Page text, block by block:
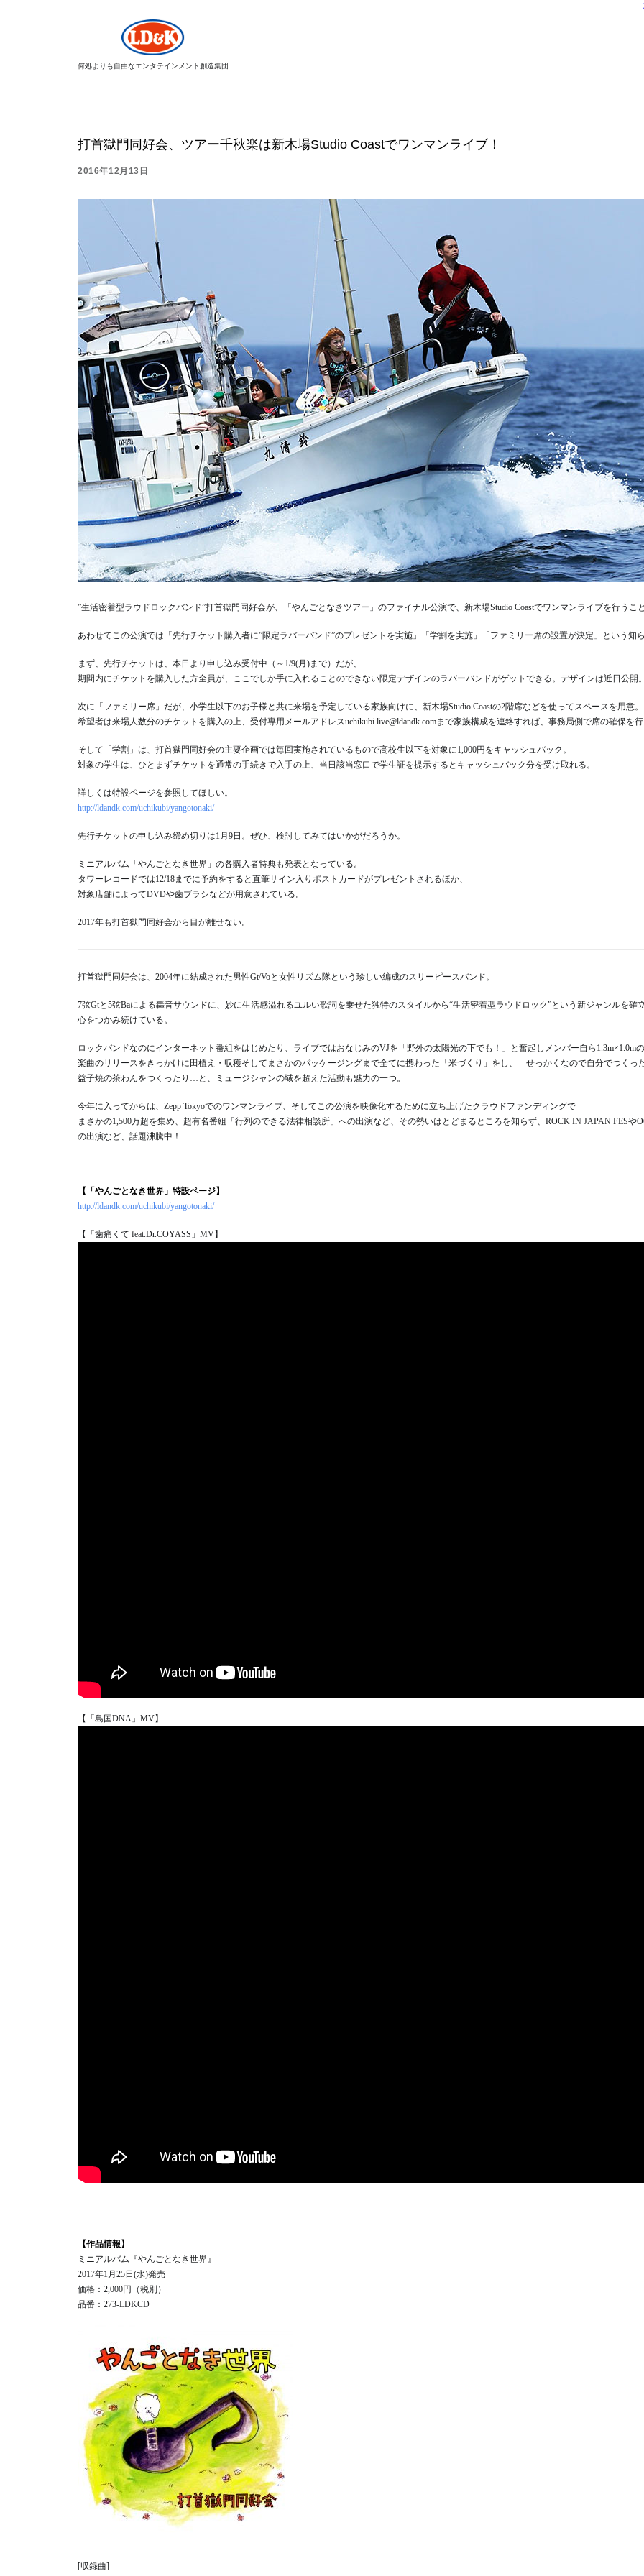
何処よりも自由なエンタテインメント創造集団
打首獄門同好会、ツアー千秋楽は新木場Studio Coastでワンマンライブ！
2016年12月13日
”生活密着型ラウドロックバンド”打首獄門同好会が、「やんごとなきツアー」のファイナル公演で、新木場Studio Coastでワンマンライブを行うこと
あわせてこの公演では「先行チケット購入者に”限定ラバーバンド”のプレゼントを実施」「学割を実施」「ファミリー席の設置が決定」という知
まず、先行チケットは、本日より申し込み受付中（～1/9(月)まで）だが、
期間内にチケットを購入した方全員が、ここでしか手に入れることのできない限定デザインのラバーバンドがゲットできる。デザインは近日公開。
次に「ファミリー席」だが、小学生以下のお子様と共に来場を予定している家族向けに、新木場Studio Coastの2階席などを使ってスペースを用意。
希望者は来場人数分のチケットを購入の上、受付専用メールアドレスuchikubi.live@ldandk.comまで家族構成を連絡すれば、事務局側で席の確保を行
そして「学割」は、打首獄門同好会の主要企画では毎回実施されているもので高校生以下を対象に1,000円をキャッシュバック。
対象の学生は、ひとまずチケットを通常の手続きで入手の上、当日該当窓口で学生証を提示するとキャッシュバック分を受け取れる。
詳しくは特設ページを参照してほしい。
http://ldandk.com/uchikubi/yangotonaki/
先行チケットの申し込み締め切りは1月9日。ぜひ、検討してみてはいかがだろうか。
ミニアルバム「やんごとなき世界」の各購入者特典も発表となっている。
タワーレコードでは12/18までに予約をすると直筆サイン入りポストカードがプレゼントされるほか、
対象店舗によってDVDや歯ブラシなどが用意されている。
2017年も打首獄門同好会から目が離せない。
打首獄門同好会は、2004年に結成された男性Gt/Voと女性リズム隊という珍しい編成のスリーピースバンド。
7弦Gtと5弦Baによる轟音サウンドに、妙に生活感溢れるユルい歌詞を乗せた独特のスタイルから“生活密着型ラウドロック”という新ジャンルを
心をつかみ続けている。
ロックバンドなのにインターネット番組をはじめたり、ライブではおなじみのVJを「野外の太陽光の下でも！」と奮起しメンバー自ら1.3m×1.0m
楽曲のリリースをきっかけに田植え・収穫そしてまさかのパッケージングまで全てに携わった「米づくり」をし、「せっかくなので自分でつくっ
益子焼の茶わんをつくったり…と、ミュージシャンの域を超えた活動も魅力の一つ。
今年に入ってからは、Zepp Tokyoでのワンマンライブ、そしてこの公演を映像化するために立ち上げたクラウドファンディングで
まさかの1,500万超を集め、超有名番組「行列のできる法律相談所」への出演など、その勢いはとどまるところを知らず、ROCK IN JAPAN FES
の出演など、話題沸騰中！
【「やんごとなき世界」特設ページ】
http://ldandk.com/uchikubi/yangotonaki/
【「歯痛くて feat.Dr.COYASS」MV】
【「島国DNA」MV】
【作品情報】
ミニアルバム『やんごとなき世界』
2017年1月25日(水)発売
価格：2,000円（税別）
品番：273-LDKCD
[収録曲]